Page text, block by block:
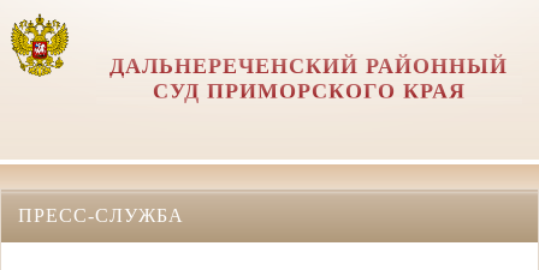
ДАЛЬНЕРЕЧЕНСКИЙ РАЙОННЫЙ
СУД ПРИМОРСКОГО КРАЯ
ПРЕСС-СЛУЖБА